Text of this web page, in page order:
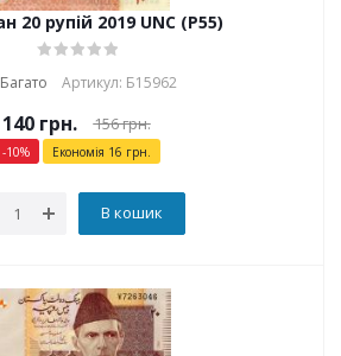
20 рупій 2019 UNC (P55)
Багато Артикул: Б15962
140грн. 156грн.
-10% Економія 16 грн.
В кошик